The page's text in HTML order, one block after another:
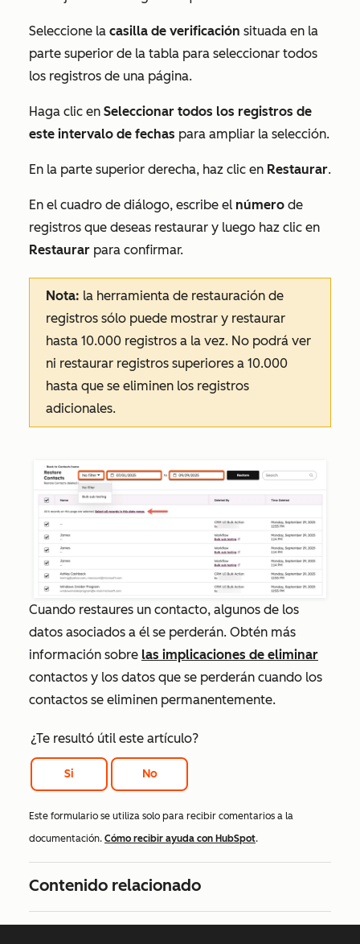
Seleccione la casilla de verificación situada en la
parte superior de la tabla para seleccionar todos
los registros de una página.
Haga clic en Seleccionar todos los registros de
este intervalo de fechas para ampliar la selección.
En la parte superior derecha, haz clic en Restaurar.
En el cuadro de diálogo, escribe el número de
registros que deseas restaurar y luego haz clic en
Restaurar para confirmar.
Nota: la herramienta de restauración de
registros sólo puede mostrar y restaurar
hasta 10.000 registros a la vez. No podrá ver
ni restaurar registros superiores a 10.000
hasta que se eliminen los registros
adicionales.
Cuando restaures un contacto, algunos de los
datos asociados a él se perderán. Obtén más
información sobre las implicaciones de eliminar
contactos y los datos que se perderán cuando los
contactos se eliminen permanentemente.
¿Te resultó útil este artículo?
Si No
Este formulario se utiliza solo para recibir comentarios a la
documentación. Cómo recibir ayuda con HubSpot.
Contenido relacionado